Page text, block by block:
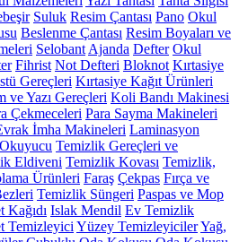
Suluk Resim Çantası Pano Okul
Beslenme Çantası Resim Boyaları ve
Selobant Ajanda Defter Okul
Fihrist Not Defteri Bloknot Kırtasiye
Gereçleri Kırtasiye Kağıt Ürünleri
ve Yazı Gereçleri Koli Bandı Makinesi
Çekmeceleri Para Sayma Makineleri
İmha Makineleri Laminasyon
Temizlik Gereçleri ve
Eldiveni Temizlik Kovası Temizlik,
Ürünleri Faraş Çekpas Fırça ve
Temizlik Süngeri Paspas ve Mop
Kağıdı Islak Mendil Ev Temizlik
Temizleyici Yüzey TemizleyicilerYağ,